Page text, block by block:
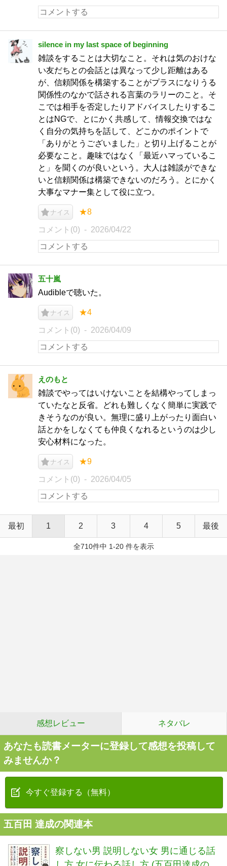
silence in my last space of beginning
雑談をすることは大切なこと。それは気のおけな
い友だちとの会話とは異なって少し距離はある
が、信頼関係を構築することがプラスになりうる
関係性のなかで話される言葉のラリーのこと。そ
こでは相手を否定したりアドバイスしたりするこ
とはNGで、とにかく共感して、情報交換ではな
く自分の気持ちを話して、どこかのポイントで
「ありがとうございました」と切り上げることが
必要なこと。趣味ではなく「最近ハマっているこ
と」を聞くのが良いという。大人は雑談ができな
いと信頼関係は構築できないのだろう。とにかく
大事なマナー集として役に立つ。
ナイス ★8
コメント(0) 2026/04/22
五十嵐
Audibleで聴いた。
ナイス ★4
コメント(0) 2026/04/09
えのもと
雑談でやってはいけないことを結構やってしまっ
ていたなと反省。どれも難しくなく簡単に実践で
きそうなのが良い。無理に盛り上がったり面白い
話とかをしなくても仲良くなれるというのは少し
安心材料になった。
ナイス ★9
コメント(0) 2026/04/05
最初 1 2 3 4 5 最後
全710件中 1-20 件を表示
感想レビュー ネタバレ
あなたも読書メーターに登録して感想を投稿して
みませんか？
今すぐ登録する（無料）
五百田 達成の関連本
察しない男 説明しない女 男に通じる話